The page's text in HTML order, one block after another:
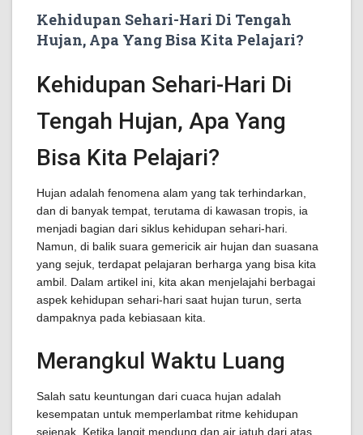
Kehidupan Sehari-Hari Di Tengah
Hujan, Apa Yang Bisa Kita Pelajari?
Kehidupan Sehari-Hari Di
Tengah Hujan, Apa Yang
Bisa Kita Pelajari?
Hujan adalah fenomena alam yang tak terhindarkan,
dan di banyak tempat, terutama di kawasan tropis, ia
menjadi bagian dari siklus kehidupan sehari-hari.
Namun, di balik suara gemericik air hujan dan suasana
yang sejuk, terdapat pelajaran berharga yang bisa kita
ambil. Dalam artikel ini, kita akan menjelajahi berbagai
aspek kehidupan sehari-hari saat hujan turun, serta
dampaknya pada kebiasaan kita.
Merangkul Waktu Luang
Salah satu keuntungan dari cuaca hujan adalah
kesempatan untuk memperlambat ritme kehidupan
sejenak. Ketika langit mendung dan air jatuh dari atas,